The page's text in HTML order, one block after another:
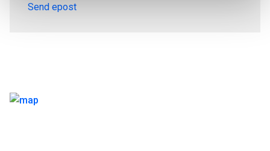
Send epost